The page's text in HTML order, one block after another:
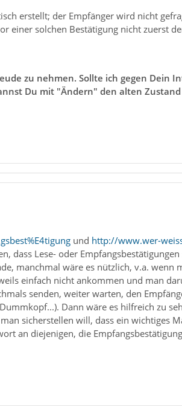
erstellt; der Empfänger wird nicht
einer solchen Bestätigung nicht zuerst
zu nehmen. Sollte ich gegen Dein
Du mit "Ändern" den alten
und http://www.wer-
dass Lese- oder
manchmal wäre es nützlich, v.a. wenn
einfach nicht ankommen und man
senden, weiter warten, den
Dann wäre es hilfreich zu
sicherstellen will, dass ein wichtiges
an diejenigen, die